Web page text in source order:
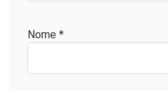
Nome *